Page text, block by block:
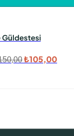
Güldestesi
Orijinal
₺105,00Şu